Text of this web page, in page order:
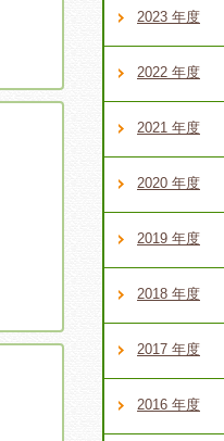
2023 年度
2022 年度
2021 年度
2020 年度
2019 年度
2018 年度
2017 年度
2016 年度